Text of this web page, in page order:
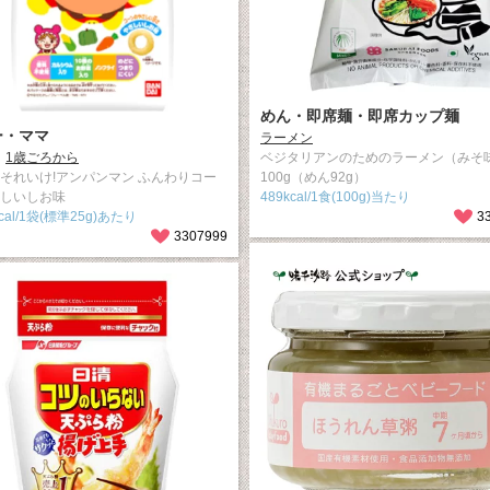
めん・即席麺・即席カップ麺
ラーメン
ベジタリアンのためのラーメン（みそ
100g（めん92g）
489kcal/1食(100g)当たり
ママ
1歳ごろから
れいけ!アンパンマン ふんわりコー
いしお味
1袋(標準25g)あたり
3307999